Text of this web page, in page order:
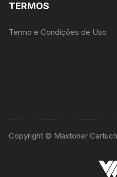
TERMOS
Termo e Condições de Uso